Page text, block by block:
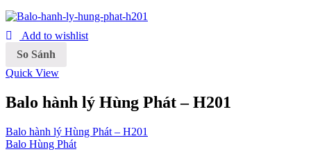
Add to wishlist
So Sánh
Quick View
Balo hành lý Hùng Phát – H201
Balo hành lý Hùng Phát – H201
Balo Hùng Phát